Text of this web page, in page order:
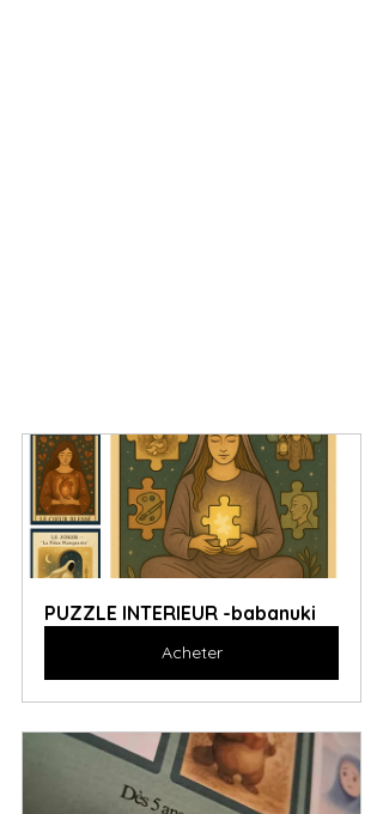
PUZZLE INTERIEUR -babanuki
Acheter